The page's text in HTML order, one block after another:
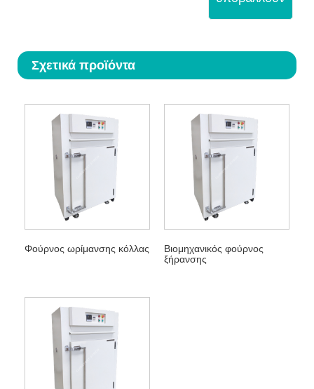
Σχετικά προϊόντα
Φούρνος ωρίμανσης κόλλας
Βιομηχανικός φούρνος
ξήρανσης